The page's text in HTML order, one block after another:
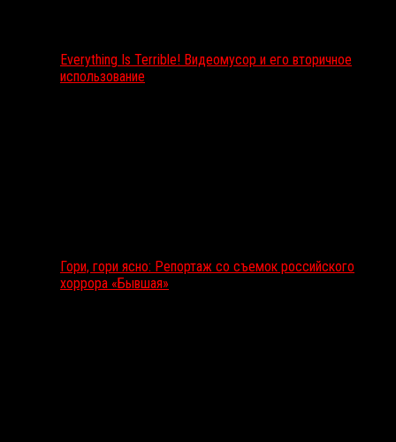
Everything Is Terrible! Видеомусор и его вторичное
использование
Гори, гори ясно: Репортаж со съемок российского
хоррора «Бывшая»